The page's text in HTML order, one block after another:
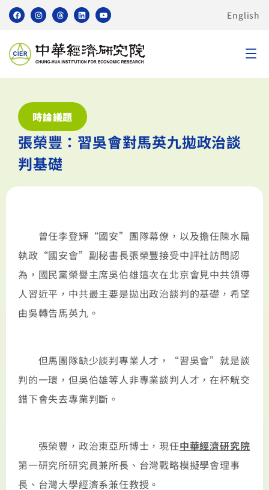
English
時論議題
張榮豐：習吳會對馬英九拋政治談
判基礎
曾任李登輝“國安”團隊幕僚，以及擔任陳水扁
執政“國安會”副秘書長張榮豐接受中評社訪問認
為，國民黨榮譽主席吳伯雄這次在北京會見中共領導
人習近平，中共最主要是拋出政治談判的基礎，希望
由吳轉告馬英九。
但馬團隊缺少談判專業人才，“習吳會”就是談
判的一環，但吳伯雄等人非專業談判人才，在杯觥交
錯下會失去專業判斷。
張榮豐，政治東亞所博士，現任中華經濟研究院
第一研究所研究員兼所長、台灣戰略模擬學會理事
長、台灣大學經濟系兼任教授。